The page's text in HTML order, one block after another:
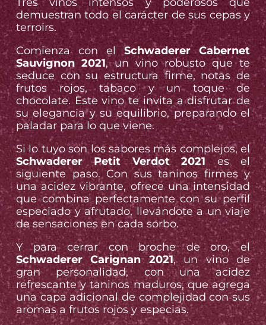
demuestran todo el carácter de sus cepas y
terroirs.
Comienza con elSchwaderer Cabernet
Sauvignon 2021, un vino robusto que te
seduce con su estructura firme, notas de
frutos rojos, tabaco y un toque de
chocolate. Este vino te invita a disfrutar de
su elegancia y su equilibrio, preparando el
paladar para lo que viene.
Si lo tuyo son los sabores más complejos, el
Schwaderer Petit Verdot 2021es el
siguiente paso. Con sus taninos firmes y
una acidez vibrante, ofrece una intensidad
que combina perfectamente con su perfil
especiado y afrutado, llevándote a un viaje
de sensaciones en cada sorbo.
Y para cerrar con broche de oro, el
Schwaderer Carignan 2021, un vino de
gran personalidad, con una acidez
refrescante y taninos maduros, que agrega
una capa adicional de complejidad con sus
aromas a frutos rojos y especias.